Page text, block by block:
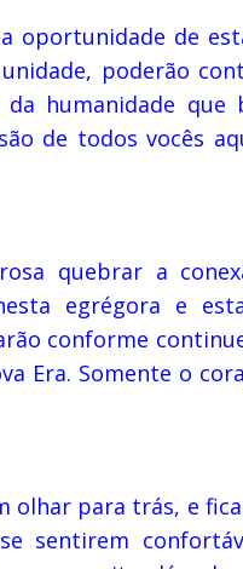
oportunidade de
poderão
humanidade
de todos vocês
quebrar a
egrégora e
conforme
Era. Somente o
olhar para trás, e
sentirem